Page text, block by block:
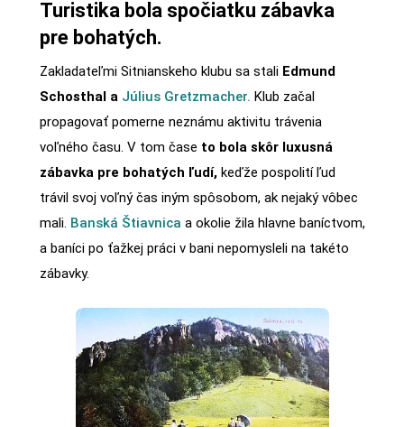
Turistika bola spočiatku zábavka
pre bohatých.
Zakladateľmi Sitnianskeho klubu sa stali Edmund
Schosthal a Július Gretzmacher. Klub začal
propagovať pomerne neznámu aktivitu trávenia
voľného času. V tom čase to bola skôr luxusná
zábavka pre bohatých ľudí,keďže pospolití ľud
trávil svoj voľný čas iným spôsobom, ak nejaký vôbec
mali. Banská Štiavnica a okolie žila hlavne baníctvom,
a baníci po ťažkej práci v bani nepomysleli na takéto
zábavky.